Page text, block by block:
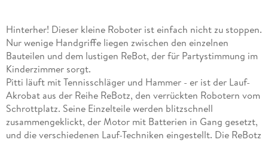
Hinterher! Dieser kleine Roboter ist einfach nicht zu stoppen.
Nur wenige Handgriffe liegen zwischen den einzelnen
Bauteilen und dem lustigen ReBot, der für Partystimmung im
Kinderzimmer sorgt.
Pitti läuft mit Tennisschläger und Hammer - er ist der Lauf-
Akrobat aus der Reihe ReBotz, den verrückten Robotern vom
Schrottplatz. Seine Einzelteile werden blitzschnell
zusammengeklickt, der Motor mit Batterien in Gang gesetzt,
und die verschiedenen Lauf-Techniken eingestellt. Die ReBotz